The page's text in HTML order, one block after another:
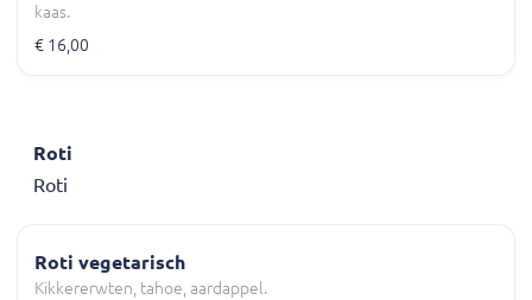
kaas.
€ 16,00
Roti
Roti
Roti vegetarisch
Kikkererwten, tahoe, aardappel.